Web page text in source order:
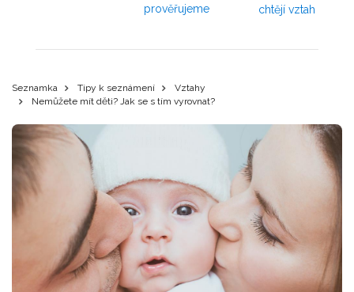
prověřujeme
chtějí vztah
Seznamka Tipy k seznámení
Vztahy
Nemůžete mít děti? Jak se s tím vyrovnat?